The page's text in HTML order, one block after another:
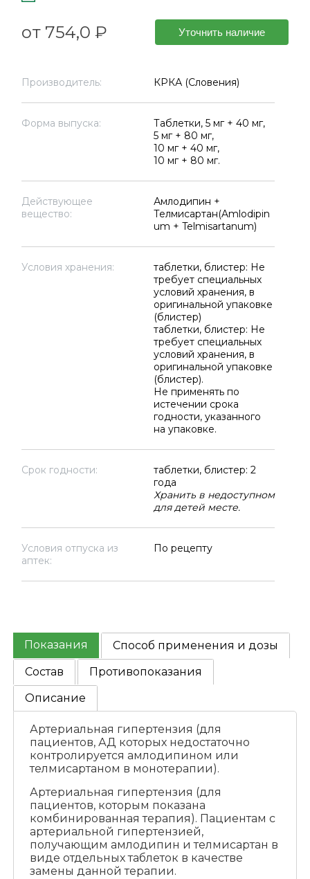
от 754,0 ₽ Уточнить наличие
Производитель: КРКА (Словения)
Форма выпуска:
Таблетки, 5 мг + 40 мг,
5 мг + 80 мг,
10 мг + 40 мг,
10 мг + 80 мг.
Действующее
вещество:
Амлодипин +
Телмисартан(Amlodipin
um + Telmisartanum)
Условия хранения:
таблетки, блистер: Не
требует специальных
условий хранения, в
оригинальной упаковке
(блистер)
таблетки, блистер: Не
требует специальных
условий хранения, в
оригинальной упаковке
(блистер).
Не применять по
истечении срока
годности, указанного
на упаковке.
Срок годности:
таблетки, блистер: 2
года
Хранить в недоступном
для детей месте.
Условия отпуска из
аптек:
По рецепту
Показания
Способ применения и дозы
Состав
Противопоказания
Описание
Артериальная гипертензия (для
пациентов, АД которых недостаточно
контролируется амлодипином или
телмисартаном в монотерапии).
Артериальная гипертензия (для
пациентов, которым показана
комбинированная терапия). Пациентам с
артериальной гипертензией,
получающим амлодипин и телмисартан в
виде отдельных таблеток в качестве
замены данной терапии.